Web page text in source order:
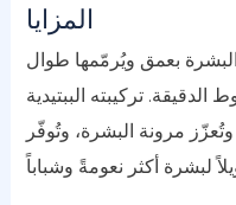
المزايا
البشرة بعمق ويُرمّمها طوال
الدقيقة. تركيبته الببتيدية
وتُعزّز مرونة البشرة، وتُوفّر